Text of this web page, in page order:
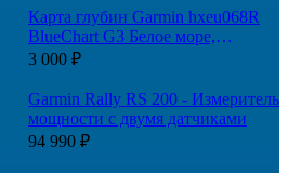
Карта глубин Garmin hxeu068R
BlueChart G3 Белое море,
Баренцево море
3 000 ₽
Garmin Rally RS 200 - Измеритель
мощности с двумя датчиками
94 990 ₽